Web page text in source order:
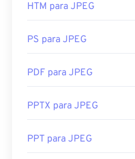
HTM para JPEG
PS para JPEG
PDF para JPEG
PPTX para JPEG
PPT para JPEG